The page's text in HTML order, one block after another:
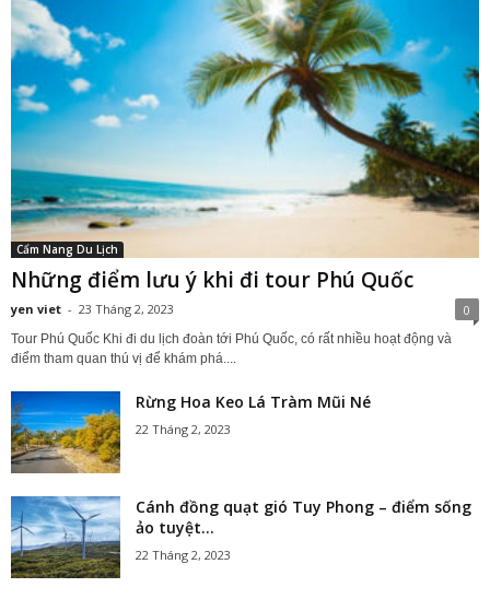
Cẩm Nang Du Lịch
Những điểm lưu ý khi đi tour Phú Quốc
yen viet - 23 Tháng 2, 2023 0
Tour Phú Quốc Khi đi du lịch đoàn tới Phú Quốc, có rất nhiều hoạt động và
điểm tham quan thú vị để khám phá....
Rừng Hoa Keo Lá Tràm Mũi Né
22 Tháng 2, 2023
Cánh đồng quạt gió Tuy Phong – điểm sống
ảo tuyệt...
22 Tháng 2, 2023